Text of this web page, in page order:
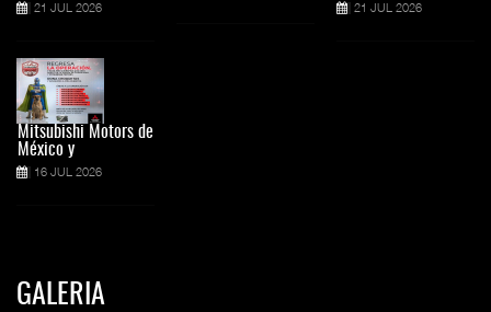
21 JUL 2026
Mitsubishi Motors de
México y
16 JUL 2026
21 JUL 2026
GALERIA